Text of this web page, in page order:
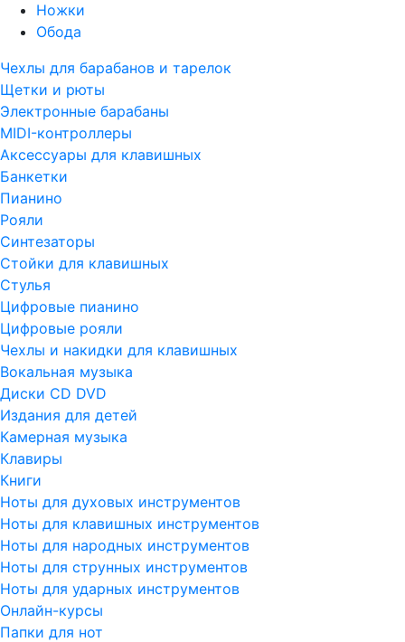
Ножки
Обода
Чехлы для барабанов и тарелок
Щетки и рюты
Электронные барабаны
MIDI-контроллеры
Аксессуары для клавишных
Банкетки
Пианино
Рояли
Синтезаторы
Стойки для клавишных
Стулья
Цифровые пианино
Цифровые рояли
Чехлы и накидки для клавишных
Вокальная музыка
Диски CD DVD
Издания для детей
Камерная музыка
Клавиры
Книги
Ноты для духовых инструментов
Ноты для клавишных инструментов
Ноты для народных инструментов
Ноты для струнных инструментов
Ноты для ударных инструментов
Онлайн-курсы
Папки для нот